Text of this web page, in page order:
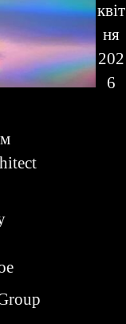
квіт
ня
202
6